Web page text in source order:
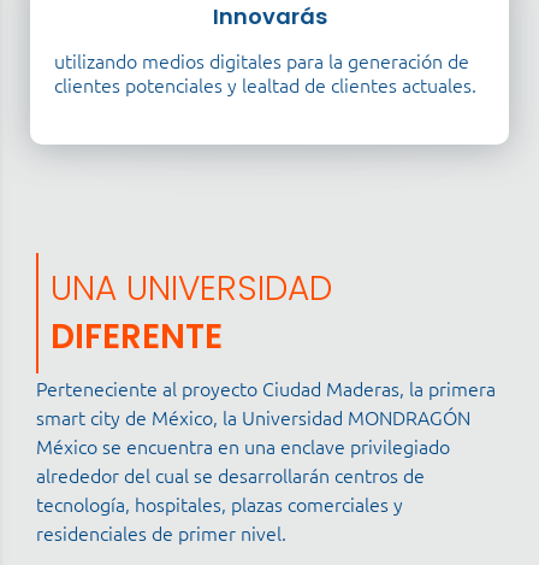
Innovarás
utilizando medios digitales para la generación de
clientes potenciales y lealtad de clientes actuales.
UNA UNIVERSIDAD
DIFERENTE
Perteneciente al proyecto Ciudad Maderas, la primera
smart city de México, la Universidad MONDRAGÓN
México se encuentra en una enclave privilegiado
alrededor del cual se desarrollarán centros de
tecnología, hospitales, plazas comerciales y
residenciales de primer nivel.